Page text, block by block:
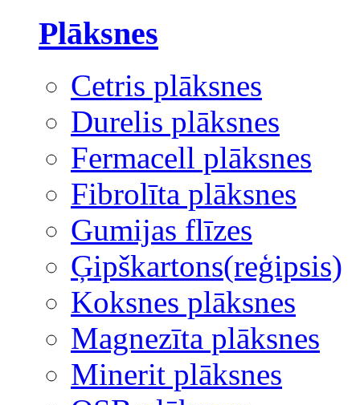
Plāksnes
Cetris plāksnes
Durelis plāksnes
Fermacell plāksnes
Fibrolīta plāksnes
Gumijas flīzes
Ģipškartons(reģipsis)
Koksnes plāksnes
Magnezīta plāksnes
Minerit plāksnes